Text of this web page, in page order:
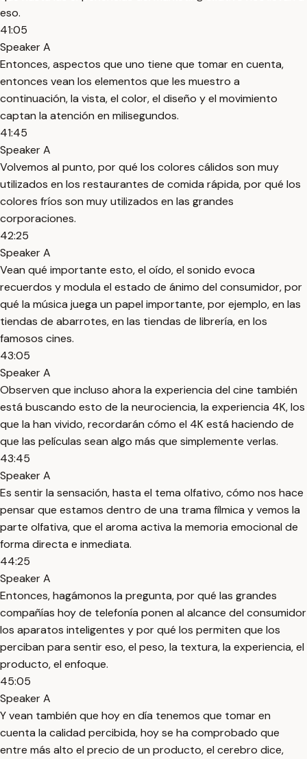
eso.
41:05
Speaker A
Entonces, aspectos que uno tiene que tomar en cuenta,
entonces vean los elementos que les muestro a
continuación, la vista, el color, el diseño y el movimiento
captan la atención en milisegundos.
41:45
Speaker A
Volvemos al punto, por qué los colores cálidos son muy
utilizados en los restaurantes de comida rápida, por qué los
colores fríos son muy utilizados en las grandes
corporaciones.
42:25
Speaker A
Vean qué importante esto, el oído, el sonido evoca
recuerdos y modula el estado de ánimo del consumidor, por
qué la música juega un papel importante, por ejemplo, en las
tiendas de abarrotes, en las tiendas de librería, en los
famosos cines.
43:05
Speaker A
Observen que incluso ahora la experiencia del cine también
está buscando esto de la neurociencia, la experiencia 4K, los
que la han vivido, recordarán cómo el 4K está haciendo de
que las películas sean algo más que simplemente verlas.
43:45
Speaker A
Es sentir la sensación, hasta el tema olfativo, cómo nos hace
pensar que estamos dentro de una trama fílmica y vemos la
parte olfativa, que el aroma activa la memoria emocional de
forma directa e inmediata.
44:25
Speaker A
Entonces, hagámonos la pregunta, por qué las grandes
compañías hoy de telefonía ponen al alcance del consumidor
los aparatos inteligentes y por qué los permiten que los
perciban para sentir eso, el peso, la textura, la experiencia, el
producto, el enfoque.
45:05
Speaker A
Y vean también que hoy en día tenemos que tomar en
cuenta la calidad percibida, hoy se ha comprobado que
entre más alto el precio de un producto, el cerebro dice,